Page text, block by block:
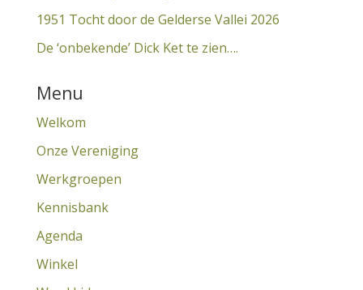
1951 Tocht door de Gelderse Vallei 2026
De ‘onbekende’ Dick Ket te zien….
Menu
Welkom
Onze Vereniging
Werkgroepen
Kennisbank
Agenda
Winkel